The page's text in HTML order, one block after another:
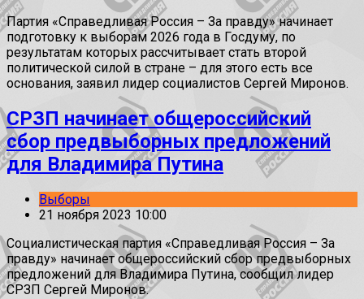
Партия «Справедливая Россия – За правду» начинает
подготовку к выборам 2026 года в Госдуму, по
результатам которых рассчитывает стать второй
политической силой в стране – для этого есть все
основания, заявил лидер социалистов Сергей Миронов.
СРЗП начинает общероссийский
сбор предвыборных предложений
для Владимира Путина
Выборы
21 ноября 2023 10:00
Социалистическая партия «Справедливая Россия – За
правду» начинает общероссийский сбор предвыборных
предложений для Владимира Путина, сообщил лидер
СРЗП Сергей Миронов.